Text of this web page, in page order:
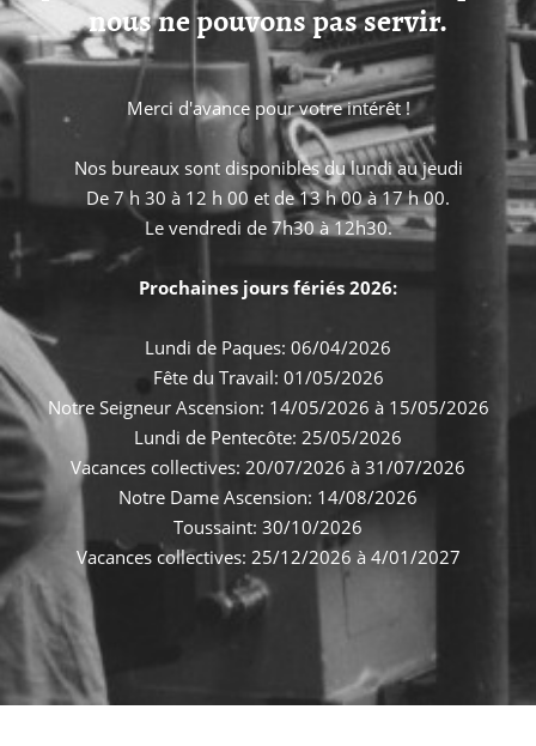
nous ne pouvons pas servir.
Merci d'avance pour votre intérêt !
Nos bureaux sont disponibles du lundi au jeudi
De 7 h 30 à 12 h 00 et de 13 h 00 à 17 h 00.
Le vendredi de 7h30 à 12h30.
Prochaines jours fériés 2026:
Lundi de Paques: 06/04/2026
Fête du Travail: 01/05/2026
Notre Seigneur Ascension: 14/05/2026 à 15/05/2026
Lundi de Pentecôte: 25/05/2026
Vacances collectives: 20/07/2026 à 31/07/2026
Notre Dame Ascension: 14/08/2026
Toussaint: 30/10/2026
Vacances collectives: 25/12/2026 à 4/01/2027